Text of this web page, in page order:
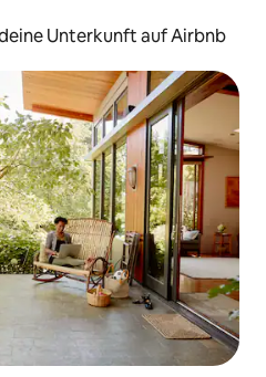
Unterkunft auf Airbnb